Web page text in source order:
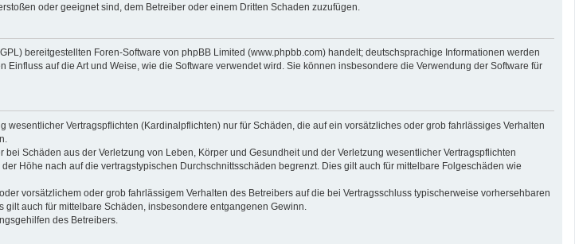
oder geeignet sind, dem Betreiber oder einem Dritten Schaden zuzufügen.
bereitgestellten Foren-Software von phpBB Limited (www.phpbb.com) handelt; deutschsprachige Informationen werden
auf die Art und Weise, wie die Software verwendet wird. Sie können insbesondere die Verwendung der Software für
Vertragspflichten (Kardinalpflichten) nur für Schäden, die auf ein vorsätzliches oder grob fahrlässiges Verhalten
Schäden aus der Verletzung von Leben, Körper und Gesundheit und der Verletzung wesentlicher Vertragspflichten
Höhe nach auf die vertragstypischen Durchschnittsschäden begrenzt. Dies gilt auch für mittelbare Folgeschäden wie
vorsätzlichem oder grob fahrlässigem Verhalten des Betreibers auf die bei Vertragsschluss typischerweise vorhersehbaren
auch für mittelbare Schäden, insbesondere entgangenen Gewinn.
des Betreibers.